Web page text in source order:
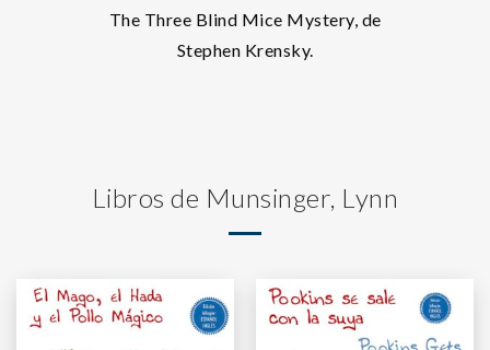
The Three Blind Mice Mystery, de
Stephen Krensky.
Libros de Munsinger, Lynn